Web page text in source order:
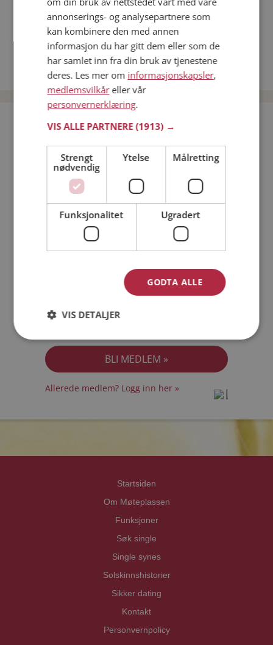
Fler single
Date menn i Norge
Date kvinner i Norge
Bli medlem gratis!
Jeg er en: Mann Kvinne
Min alder:
Jeg akseptererMedlemsvilkårene
Allerede medlem? Logg inn her »
Startsiden
Om Møteplassen
Funksjoner
Søk single
Single synes
Solskinnshistorier
Sikker dating
Kontakt
Personvernpolicy
annonserings- og analysepartnere som
kan kombinere den med annen
informasjon du har gitt dem eller som de
har samlet inn fra din bruk av tjenestene
deres. Les mer om informasjonskapsler,
medlemsvilkåreller vår
personvernerklæring.
VIS ALLE PARTNERE(1913) →
Strengt
nødvendig
Ytelse Målretting
Funksjonalitet Ugradert
GODTA ALLE
VIS DETALJER